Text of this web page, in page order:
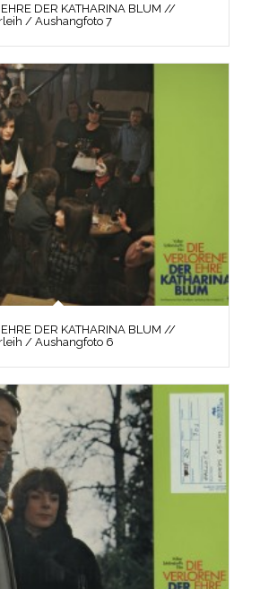
DER KATHARINA BLUM //
/ Aushangfoto 7
DER KATHARINA BLUM //
/ Aushangfoto 6